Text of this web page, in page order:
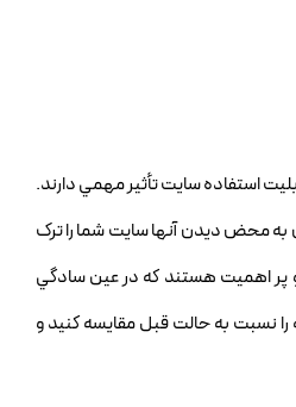
استفاده سايت تأثير مهمي دارند.
به محض ديدن آنها سايت شما را ترک
پر اهميت هستند که در عين سادگي
را نسبت به حالت قبل مقايسه کنيد و